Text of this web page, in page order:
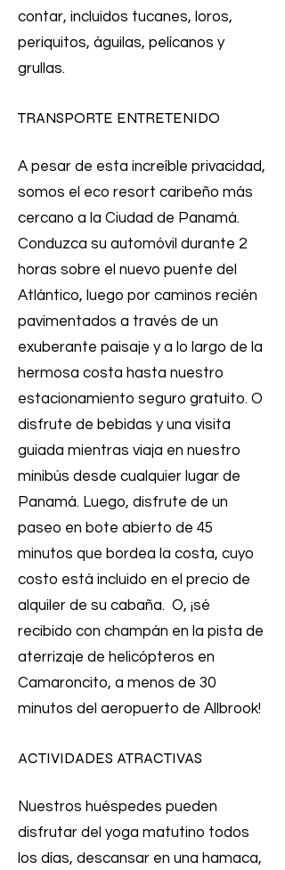
contar, incluidos tucanes, loros,
periquitos, águilas, pelícanos y
grullas.
TRANSPORTE ENTRETENIDO
A pesar de esta increíble privacidad,
somos el eco resort caribeño más
cercano a la Ciudad de Panamá.
Conduzca su automóvil durante 2
horas sobre el nuevo puente del
Atlántico, luego por caminos recién
pavimentados a través de un
exuberante paisaje y a lo largo de la
hermosa costa hasta nuestro
estacionamiento seguro gratuito. O
disfrute de bebidas y una visita
guiada mientras viaja en nuestro
minibús desde cualquier lugar de
Panamá. Luego, disfrute de un
paseo en bote abierto de 45
minutos que bordea la costa, cuyo
costo está incluido en el precio de
alquiler de su cabaña. O, ¡sé
recibido con champán en la pista de
aterrizaje de helicópteros en
Camaroncito, a menos de 30
minutos del aeropuerto de Allbrook!
ACTIVIDADES ATRACTIVAS
Nuestros huéspedes pueden
disfrutar del yoga matutino todos
los días, descansar en una hamaca,